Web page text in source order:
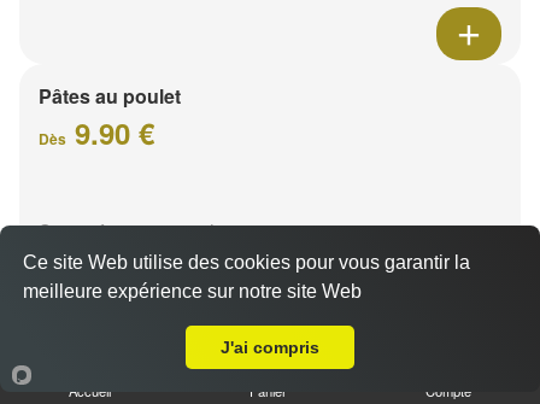
Pâtes au poulet
Dès 9.90 €
Sauce fromage au choix
Accueil Panier Compte
Ce site Web utilise des cookies pour vous garantir la
meilleure expérience sur notre site Web
J'ai compris